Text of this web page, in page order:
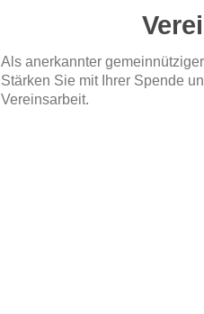
Als anerkannter
Stärken Sie mit Ihrer Spende
Vereinsarbeit.